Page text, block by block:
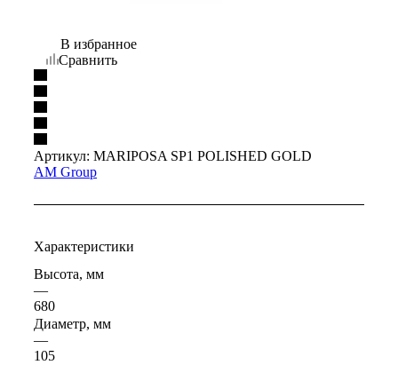
В избранное
Сравнить
Артикул: MARIPOSA SP1 POLISHED GOLD
AM Group
Характеристики
Высота, мм
—
680
Диаметр, мм
—
105